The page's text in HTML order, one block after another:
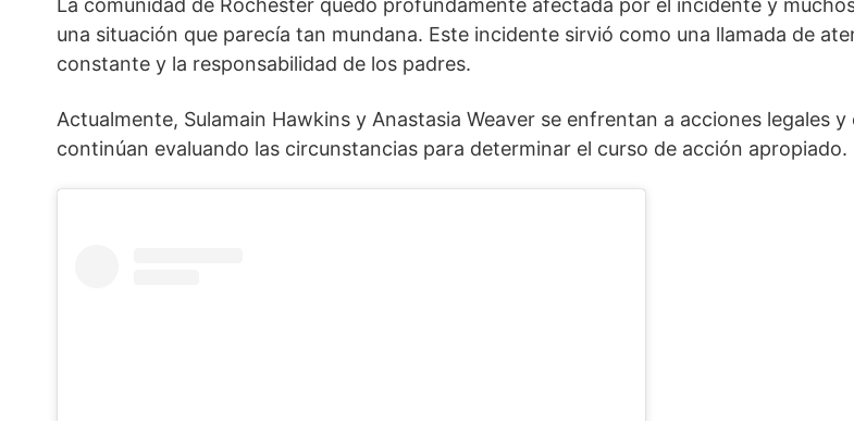
La comunidad de Rochester quedó profundamente afectada por el incidente y
una situación que parecía tan mundana. Este incidente sirvió como una llamada de
constante y la responsabilidad de los padres.
Actualmente, Sulamain Hawkins y Anastasia Weaver se enfrentan a acciones legales
continúan evaluando las circunstancias para determinar el curso de acción apropiado.